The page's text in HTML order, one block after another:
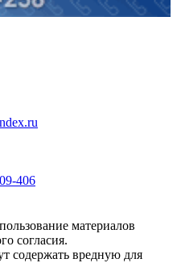
406
материалов
согласия.
содержать вредную для